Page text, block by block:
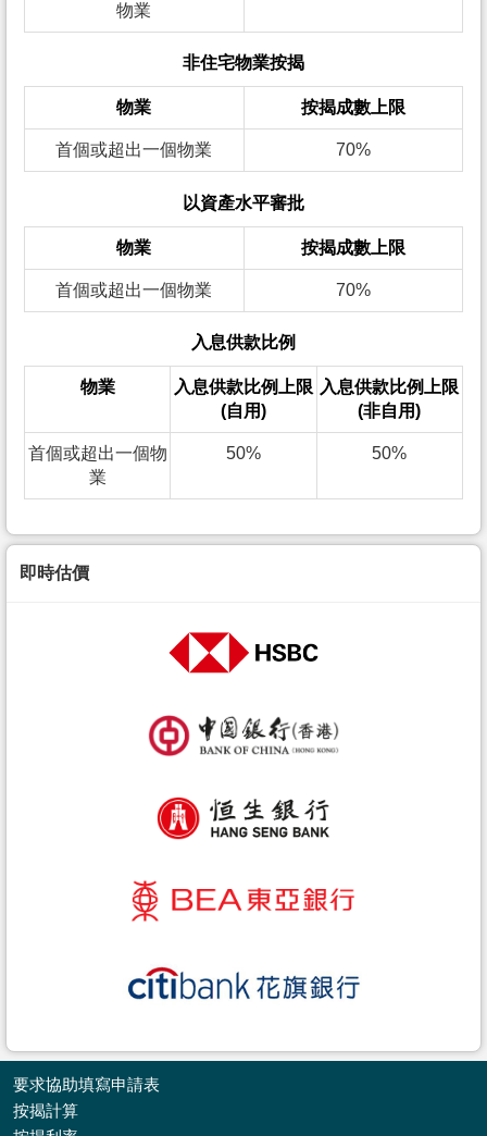
物業
非住宅物業按揭
物業 按揭成數上限
首個或超出一個物業 70%
以資產水平審批
物業 按揭成數上限
首個或超出一個物業 70%
入息供款比例
物業
入息供款比例上限
(自用)
入息供款比例上限
(非自用)
首個或超出一個物
業
50% 50%
即時估價
要求協助填寫申請表
按揭計算